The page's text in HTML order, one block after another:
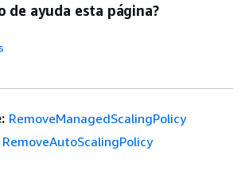
de ayuda esta página?
RemoveManagedScalingPolicy
RemoveAutoScalingPolicy